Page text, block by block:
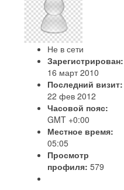
Не в сети
Зарегистрирован:
16 март 2010
Последний визит:
22 фев 2012
Часовой пояс:
GMT +0:00
Местное время:
05:05
Просмотр
профиля: 579